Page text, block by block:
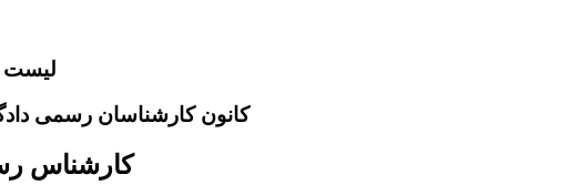
لیست
کانون کارشناسان رسمی
کارشناس